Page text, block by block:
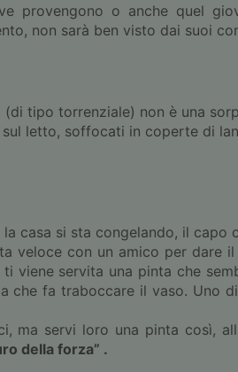
provengono o anche quel
non sarà ben visto dai suoi
tipo torrenziale) non è una
letto, soffocati in coperte di
casa si sta congelando, il capo
veloce con un amico per dare il
viene servita una pinta che
che fa traboccare il vaso. Uno
ma servi loro una pinta così,
della forza” .